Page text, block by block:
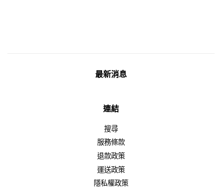
最新消息
連結
搜尋
服務條款
退款政策
運送政策
隱私權政策